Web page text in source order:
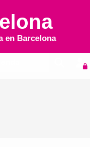
en Barcelona